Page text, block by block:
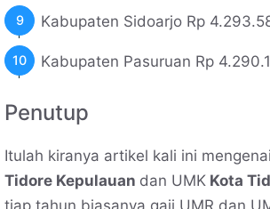
Kabupaten Sidoarjo Rp
Kabupaten Pasuruan Rp
Penutup
Itulah kiranya artikel kali ini
Tidore Kepulauan dan UMK Kota